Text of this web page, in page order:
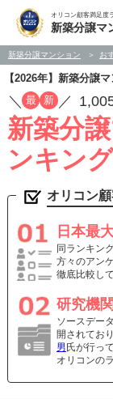
オリコン顧客満足度
新築分譲マ
新築分譲マンション お
【2026年】新築分譲
／ 最 新 ／
新築分
ンキング
オリコン
日本最
同ランキン
方々のアン
徹底比較し
研究機
ソースデー
開されてお
男 氏が行っ
オリコンの